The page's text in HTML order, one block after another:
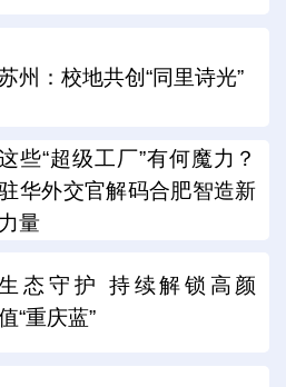
州：校地共创“同里诗光”
些“超级工厂”有何魔力？
华外交官解码合肥智造新
力量
态守护 持续解锁高颜
“重庆蓝”